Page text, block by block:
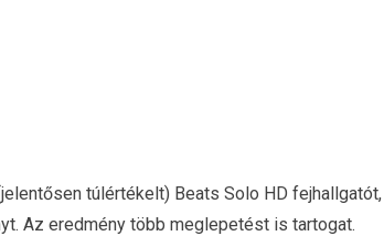
túlértékelt) Beats Solo HD fejhallgatót,
Az eredmény több meglepetést is tartogat.